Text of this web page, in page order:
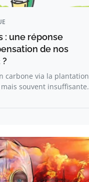
: une réponse
de nos
carbone via la plantation
souvent insuffisante.